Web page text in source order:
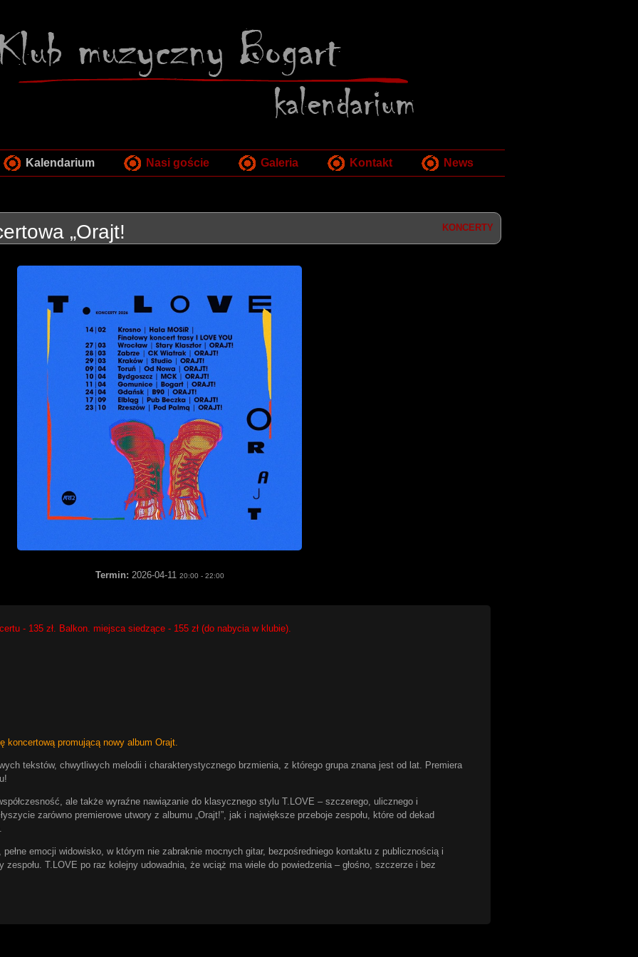
Kalendarium Nasi goście Galeria Kontakt News
„Orajt! KONCERTY
Termin: 2026-04-11 20:00- 22:00
- 135 zł. Balkon. miejsca siedzące - 155 zł (do nabycia w klubie).
koncertową promującą nowy album Orajt.
tekstów, chwytliwych melodii i charakterystycznego brzmienia, z którego grupa znana jest od lat. Premiera
ale także wyraźne nawiązanie do klasycznego stylu T.LOVE – szczerego, ulicznego i
zarówno premierowe utwory z albumu „Orajt!”, jak i największe przeboje zespołu, które od dekad
emocji widowisko, w którym nie zabraknie mocnych gitar, bezpośredniego kontaktu z publicznością i
T.LOVE po raz kolejny udowadnia, że wciąż ma wiele do powiedzenia – głośno, szczerze i bez